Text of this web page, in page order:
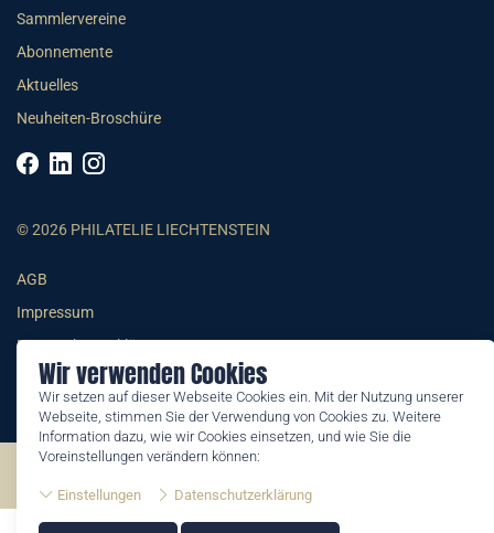
Wir verwenden Cookies
Wir setzen auf dieser Webseite Cookies ein. Mit der Nutzung unserer
Webseite, stimmen Sie der Verwendung von Cookies zu. Weitere
Information dazu, wie wir Cookies einsetzen, und wie Sie die
Voreinstellungen verändern können:
Einstellungen Datenschutzerklärung
Sammlervereine
Abonnemente
Aktuelles
Neuheiten-Broschüre
© 2026 PHILATELIE LIECHTENSTEIN
AGB
Impressum
Datenschutzerklärung